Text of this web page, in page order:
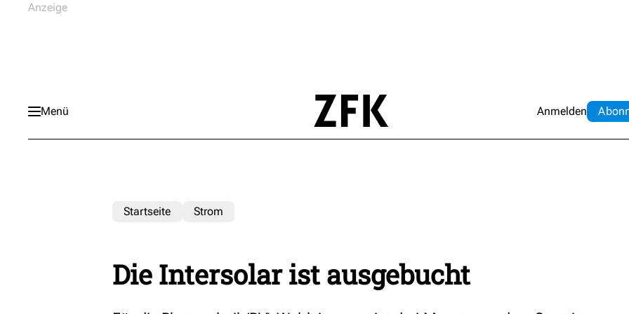
Menü Anmelden Abo
Startseite Strom
Die Intersolar ist ausgebucht